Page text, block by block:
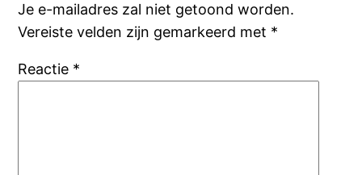
Je e-mailadres zal niet getoond worden.
Vereiste velden zijn gemarkeerd met *
Reactie *